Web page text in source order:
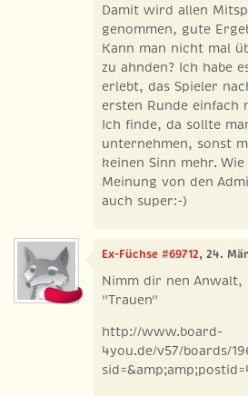
Damit wird allen
genommen, gute
Kann man nicht mal
zu ahnden? Ich habe
erlebt, das Spieler
ersten Runde einfach
Ich finde, da sollte
unternehmen, sonst
keinen Sinn mehr.
Meinung von den
auch super:-)
Ex-Füchse #69712, 24.
Nimm dir nen Anwalt,
"Trauen"
http://www.board-
4you.de/v57/boards/